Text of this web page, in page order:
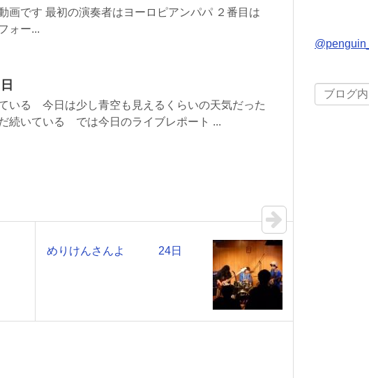
画です 最初の演奏者はヨーロピアンパパ ２番目は
ォー...
いる 今日は少し青空も見えるくらいの天気だった
続いている では今日のライブレポート ...
めりけんさんよ 24日